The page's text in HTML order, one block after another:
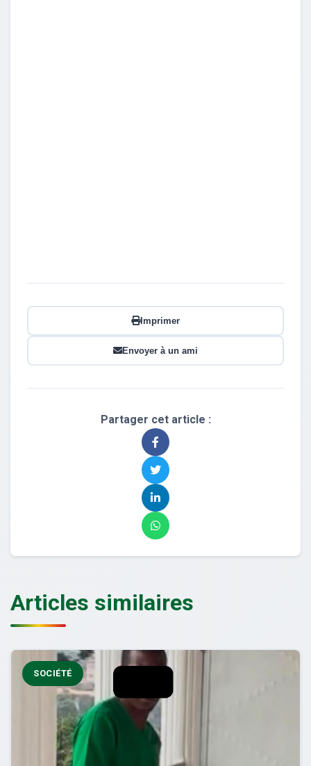
Imprimer
Envoyer à un ami
Partager cet article :
Articles similaires
SOCIÉTÉ